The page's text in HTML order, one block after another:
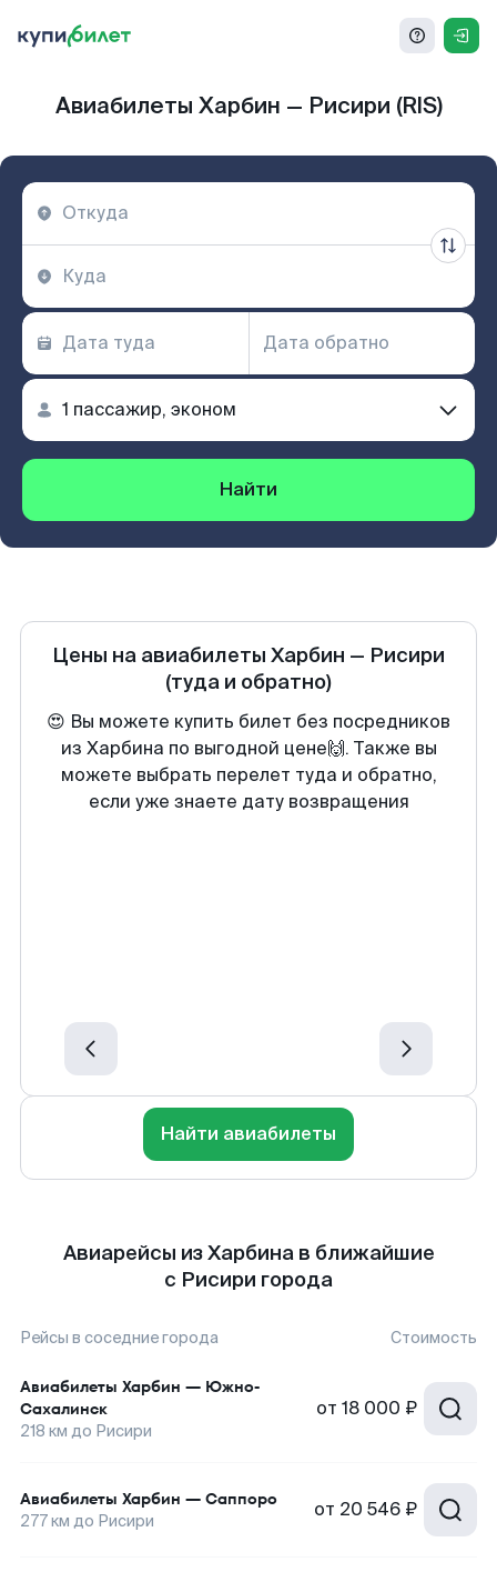
Авиабилеты Харбин — Рисири (RIS)
Найти
Цены на авиабилеты Харбин — Рисири
(туда и обратно)
😍 Вы можете купить билет без посредников
из Харбина по выгодной цене🙌. Также вы
можете выбрать перелет туда и обратно,
если уже знаете дату возвращения
Найти авиабилеты
Авиарейсы из Харбина в ближайшие
с Рисири города
Рейсы в соседние города Стоимость
Авиабилеты Харбин — Южно-
Сахалинск
218 км до Рисири
от 18 000 ₽
Авиабилеты Харбин — Саппоро
277км до Рисири от 20 546 ₽